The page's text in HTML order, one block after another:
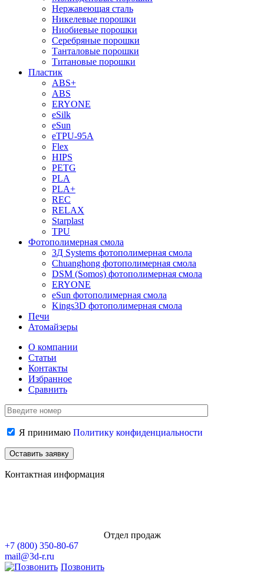
Нержавеющая сталь
Никелевые порошки
Ниобиевые порошки
Серебряные порошки
Танталовые порошки
Титановые порошки
Пластик
ABS+
ABS
ERYONE
eSilk
eSun
eTPU-95A
Flex
HIPS
PETG
PLA
PLA+
REC
RELAX
Starplast
TPU
Фотополимерная смола
3Д Systems фотополимерная смола
Chuanghong фотополимерная смола
DSM (Somos) фотополимерная смола
ERYONE
eSun фотополимерная смола
Kings3D фотополимерная смола
Печи
Атомайзеры
О компании
Статьи
Контакты
Избранное
Сравнить
Я принимаю Политику конфиденциальности
Контактная информация
Отдел продаж
+7 (800) 350-80-67
mail@3d-r.ru
Позвонить